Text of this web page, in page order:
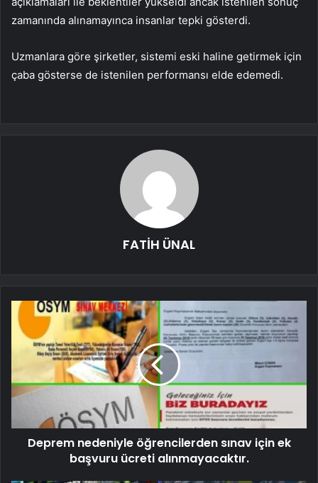
zamanında alınamayınca insanlar tepki gösterdi.
Uzmanlara göre şirketler, sistemi eski haline getirmek için
çaba gösterse de istenilen performansı elde edemedi.
FATİH ÜNAL
Deprem nedeniyle öğrencilerden sınav için ek
başvuru ücreti alınmayacaktır.